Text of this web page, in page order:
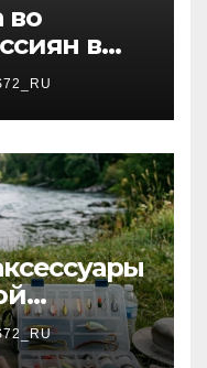
во
в
3 дней
и